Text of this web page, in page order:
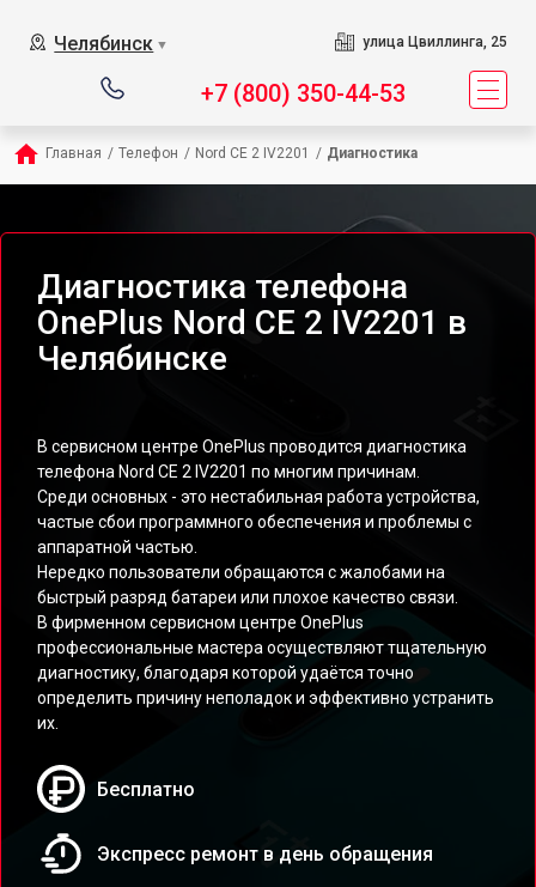
Челябинск ▼ улица Цвиллинга, 25
+7 (800) 350-44-53
Главная / Телефон / Nord CE 2 IV2201 / Диагностика
Диагностика телефона
OnePlus Nord CE 2 IV2201 в
Челябинске
В сервисном центре OnePlus проводится диагностика
телефона Nord CE 2 IV2201 по многим причинам.
Среди основных - это нестабильная работа устройства,
частые сбои программного обеспечения и проблемы с
аппаратной частью.
Нередко пользователи обращаются с жалобами на
быстрый разряд батареи или плохое качество связи.
В фирменном сервисном центре OnePlus
профессиональные мастера осуществляют тщательную
диагностику, благодаря которой удаётся точно
определить причину неполадок и эффективно устранить
их.
Бесплатно
Экспресс ремонт в день обращения